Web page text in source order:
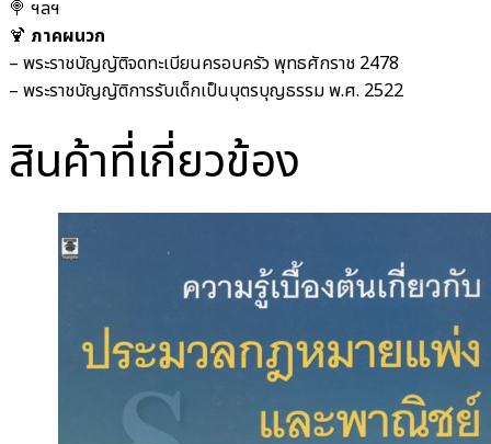
🍭 ฯลฯ
🍹 ภาคผนวก
– พระราชบัญญัติจดทะเบียนครอบครัว พุทธศักราช 2478
– พระราชบัญญัติการรับเด็กเป็นบุตรบุญธรรม พ.ศ. 2522
สินค้าที่เกี่ยวข้อง